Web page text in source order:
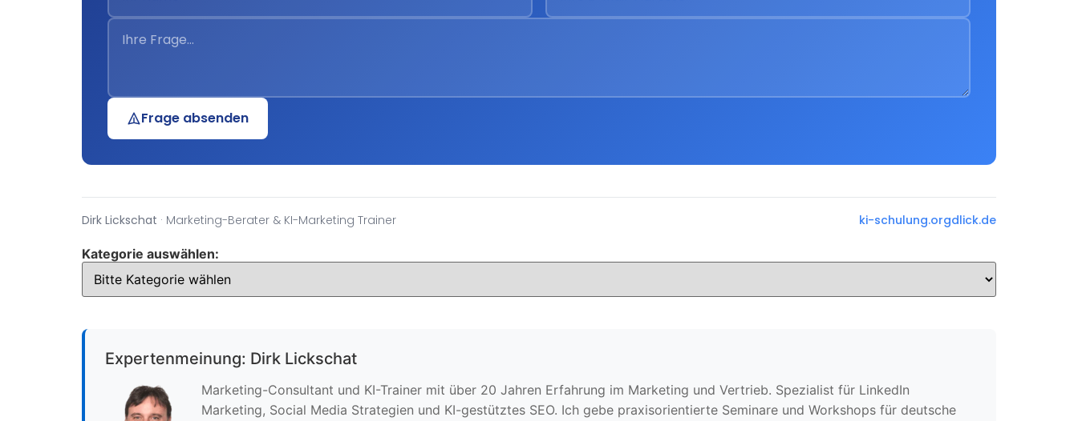
Frage absenden
Dirk Lickschat · Marketing-Berater & KI-Marketing Trainer ki-schulung.orgdlick.de
Kategorie auswählen:
Expertenmeinung: Dirk Lickschat
Marketing-Consultant und KI-Trainer mit über 20 Jahren Erfahrung im Marketing und Vertrieb. Spezialist für LinkedIn
Marketing, Social Media Strategien und KI-gestütztes SEO. Ich gebe praxisorientierte Seminare und Workshops für deutsche